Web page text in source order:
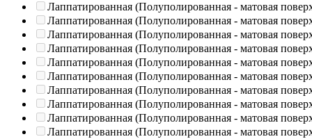
Лаппатированная (Полуполированная - матовая
Лаппатированная (Полуполированная - матовая
Лаппатированная (Полуполированная - матовая
Лаппатированная (Полуполированная - матовая
Лаппатированная (Полуполированная - матовая
Лаппатированная (Полуполированная - матовая
Лаппатированная (Полуполированная - матовая
Лаппатированная (Полуполированная - матовая
Лаппатированная (Полуполированная - матовая
Лаппатированная (Полуполированная - матовая